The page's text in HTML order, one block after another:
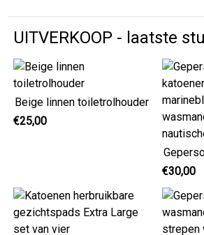
UITVERKOOP - laatste
Beige linnen toiletrolhouder
€25,00
€30,00